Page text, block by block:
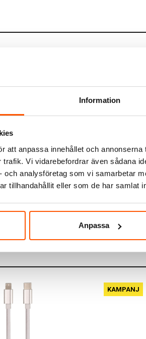
Information
att anpassa innehållet och
Vi vidarebefordrar även sådana
och analysföretag som vi samarbetar
tillhandahållit eller som de har samlat
Anpassa
Multi USB 1m
-17%
J&EL
69,00 kr
2 av 2
KAMPANJ